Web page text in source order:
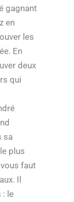
gagnant
en
les
En
deux
qui
sa
plus
faut
Il
: le